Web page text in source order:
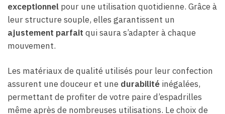
exceptionnel pour une utilisation quotidienne. Grâce à
leur structure souple, elles garantissent un
ajustement parfait qui saura s’adapter à chaque
mouvement.
Les matériaux de qualité utilisés pour leur confection
assurent une douceur et une durabilité inégalées,
permettant de profiter de votre paire d’espadrilles
même après de nombreuses utilisations. Le choix de